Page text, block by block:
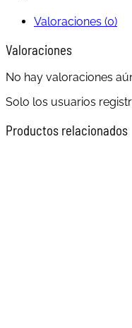
Valoraciones (0)
Valoraciones
No hay valoraciones
Solo los usuarios
Productos relacionados